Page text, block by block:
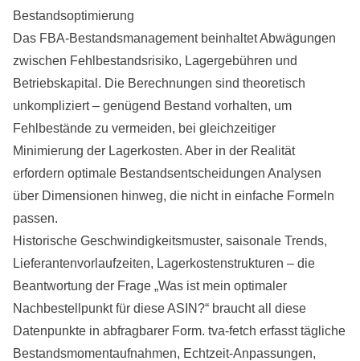
Bestandsoptimierung
Das FBA-Bestandsmanagement beinhaltet Abwägungen
zwischen Fehlbestandsrisiko, Lagergebühren und
Betriebskapital. Die Berechnungen sind theoretisch
unkompliziert – genügend Bestand vorhalten, um
Fehlbestände zu vermeiden, bei gleichzeitiger
Minimierung der Lagerkosten. Aber in der Realität
erfordern optimale Bestandsentscheidungen Analysen
über Dimensionen hinweg, die nicht in einfache Formeln
passen.
Historische Geschwindigkeitsmuster, saisonale Trends,
Lieferantenvorlaufzeiten, Lagerkostenstrukturen – die
Beantwortung der Frage „Was ist mein optimaler
Nachbestellpunkt für diese ASIN?“ braucht all diese
Datenpunkte in abfragbarer Form. tva-fetch erfasst tägliche
Bestandsmomentaufnahmen, Echtzeit-Anpassungen,